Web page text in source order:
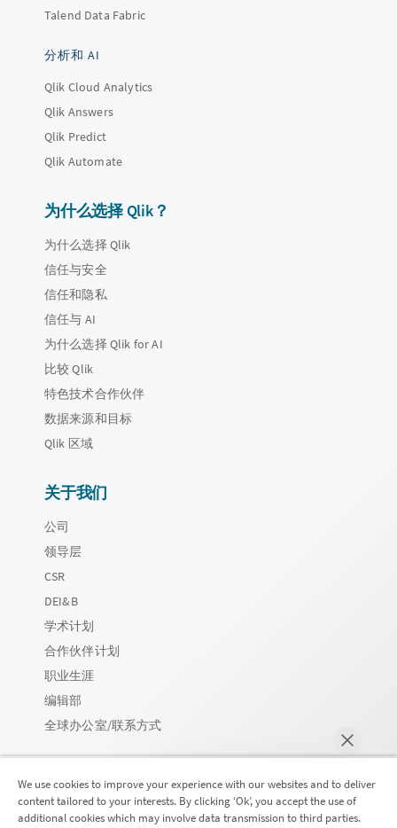
Talend Data Fabric
分析和 AI
Qlik Cloud Analytics
Qlik Answers
Qlik Predict
Qlik Automate
为什么选择 Qlik？
为什么选择 Qlik
信任与安全
信任和隐私
信任与 AI
为什么选择 Qlik for AI
比较 Qlik
特色技术合作伙伴
数据来源和目标
Qlik 区域
关于我们
公司
领导层
CSR
DEI&B
学术计划
合作伙伴计划
职业生涯
编辑部
全球办公室/联系方式
Qlik 社区
We use cookies to improve your experience with our websites and to deliver
content tailored to your interests. By clicking ‘Ok’, you accept the use of
additional cookies which may involve data transmission to third parties.